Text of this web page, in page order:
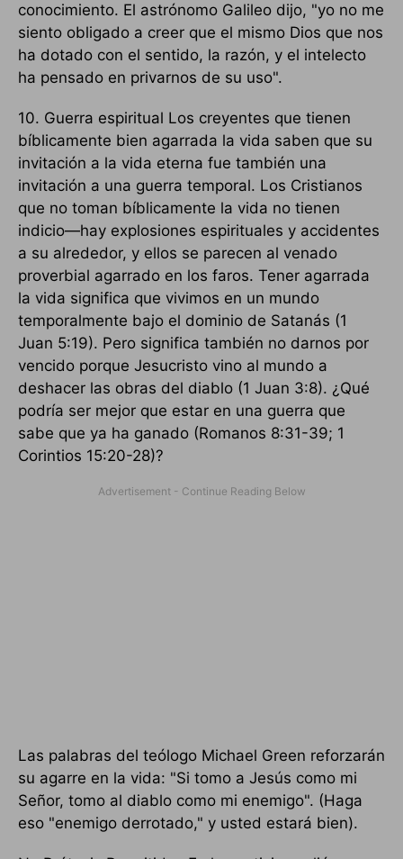
conocimiento. El astrónomo Galileo dijo, "yo no me
siento obligado a creer que el mismo Dios que nos
ha dotado con el sentido, la razón, y el intelecto
ha pensado en privarnos de su uso".
10. Guerra espiritual Los creyentes que tienen
bíblicamente bien agarrada la vida saben que su
invitación a la vida eterna fue también una
invitación a una guerra temporal. Los Cristianos
que no toman bíblicamente la vida no tienen
indicio—hay explosiones espirituales y accidentes
a su alrededor, y ellos se parecen al venado
proverbial agarrado en los faros. Tener agarrada
la vida significa que vivimos en un mundo
temporalmente bajo el dominio de Satanás (1
Juan 5:19). Pero significa también no darnos por
vencido porque Jesucristo vino al mundo a
deshacer las obras del diablo (1 Juan 3:8). ¿Qué
podría ser mejor que estar en una guerra que
sabe que ya ha ganado (Romanos 8:31-39; 1
Corintios 15:20-28)?
Las palabras del teólogo Michael Green reforzarán
su agarre en la vida: "Si tomo a Jesús como mi
Señor, tomo al diablo como mi enemigo". (Haga
eso "enemigo derrotado," y usted estará bien).